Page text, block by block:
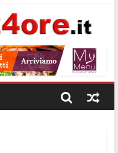
e dell’Uomo: date e
si esplora con i visori
chi entra e quali sedi